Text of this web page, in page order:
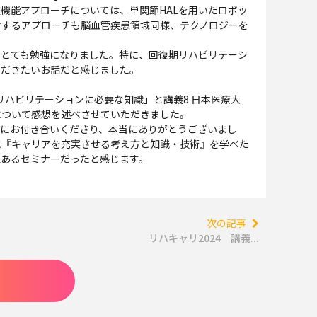
能アプローチについては、単関節HALを用いたロボッ
るアプローチも脳血管疾患領域同様、テクノロジーを
も勉強になりました。特に、回復期リハビリテーシ
きたいお話だと感じました。
ビリテーションに必要な知識」と講義8 日本医療大
いて感想を述べさせていただきました。
お付き合いくださり、本当にありがとうございまし
キャリアを充実させる考え方と知識・技術』を学べた
るセミナーだったと感じます。
次の記事
リハキャリ2024 講義...